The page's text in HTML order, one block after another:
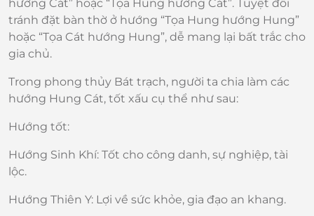
hướng Cát” hoặc “Tọa Hung hướng Cát”. Tuyệt đối
tránh đặt bàn thờ ở hướng “Tọa Hung hướng Hung”
hoặc “Tọa Cát hướng Hung”, dễ mang lại bất trắc cho
gia chủ.
Trong phong thủy Bát trạch, người ta chia làm các
hướng Hung Cát, tốt xấu cụ thể như sau:
Hướng tốt:
Hướng Sinh Khí: Tốt cho công danh, sự nghiệp, tài
lộc.
Hướng Thiên Y: Lợi về sức khỏe, gia đạo an khang.